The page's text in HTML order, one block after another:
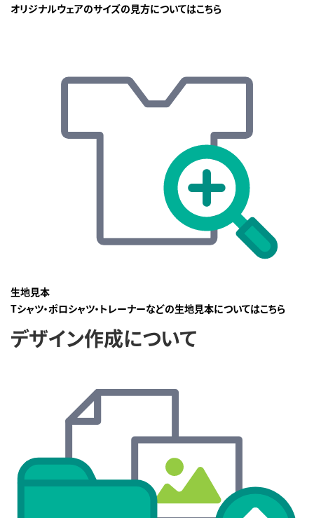
オリジナルウェアのサイズの見方についてはこちら
生地見本
Tシャツ・ポロシャツ・トレーナーなどの生地見本についてはこちら
デザイン作成について